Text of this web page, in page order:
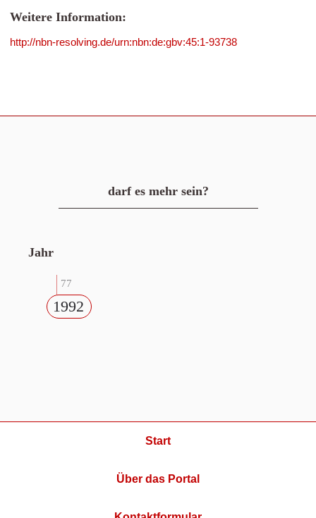
Weitere Information:
http://nbn-resolving.de/urn:nbn:de:gbv:45:1-93738
darf es mehr sein?
Jahr
77
1992
Start
Über das Portal